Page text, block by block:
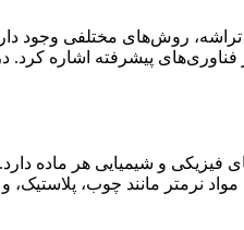
روش‌های مختلفی وجود
فناوری‌های پیشرفته اشاره
و شیمیایی هر ماده دارد.
نرمتر مانند چوب،